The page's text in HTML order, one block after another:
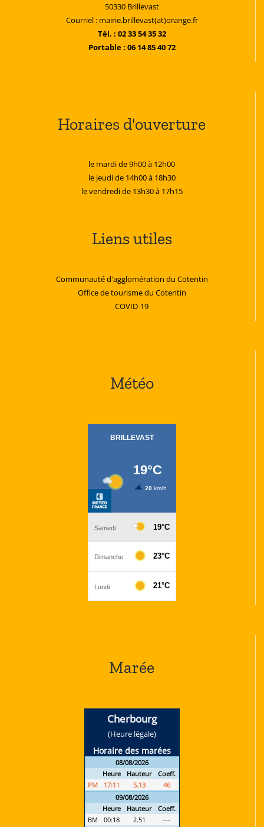
50330 Brillevast
Courriel : mairie.brillevast(at)orange.fr
Tél. : 02 33 54 35 32
Portable : 06 14 85 40 72
Horaires d'ouverture
le mardi de 9h00 à 12h00
le jeudi de 14h00 à 18h30
le vendredi de 13h30 à 17h15
Liens utiles
Communauté d'agglomération du Cotentin
Office de tourisme du Cotentin
COVID-19
Météo
Marée